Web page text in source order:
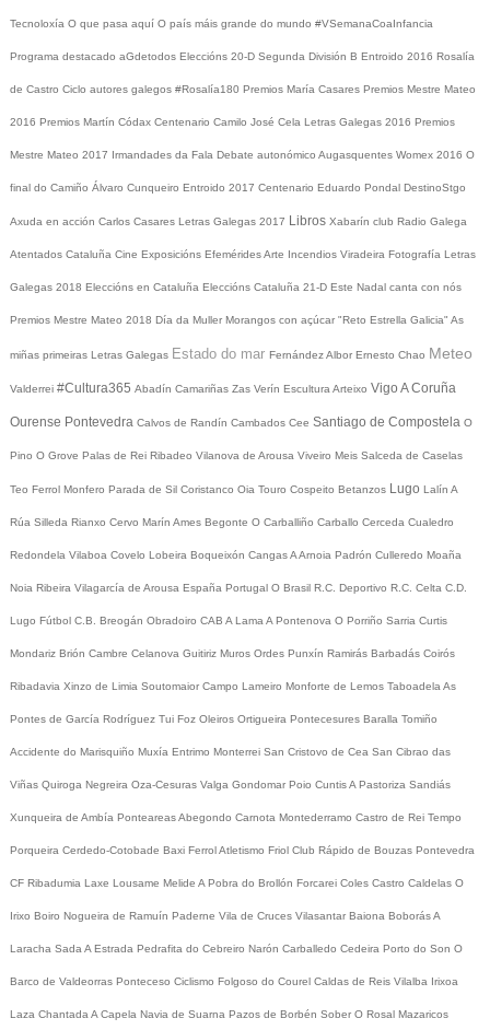
Tecnoloxía O que pasa aquí O país máis grande do mundo #VSemanaCoaInfancia
Programa destacado aGdetodos Eleccións 20-D Segunda División B Entroido 2016 Rosalía
de Castro Ciclo autores galegos #Rosalía180 Premios María Casares Premios Mestre Mateo
2016 Premios Martín Códax Centenario Camilo José Cela Letras Galegas 2016 Premios
Mestre Mateo 2017 Irmandades da Fala Debate autonómico Augasquentes Womex 2016 O
final do Camiño Álvaro Cunqueiro Entroido 2017 Centenario Eduardo Pondal DestinoStgo
Axuda en acción Carlos Casares Letras Galegas 2017 Libros Xabarín club Radio Galega
Atentados Cataluña Cine Exposicións EfeméridesArte Incendios Viradeira Fotografía Letras
Galegas 2018 Eleccións en Cataluña Eleccións Cataluña 21-D Este Nadal canta con nós
Premios Mestre Mateo 2018 Día da Muller Morangos con açúcar "Reto Estrella Galicia" As
miñas primeiras Letras Galegas Estado do mar Fernández Albor Ernesto Chao Meteo
Valderrei #Cultura365 Abadín Camariñas Zas Verín Escultura Arteixo Vigo A Coruña
Ourense Pontevedra Calvos de Randín Cambados Cee Santiago de Compostela O
Pino O Grove Palas de Rei Ribadeo Vilanova de Arousa Viveiro Meis Salceda de Caselas
Teo Ferrol Monfero Parada de Sil Coristanco Oia Touro Cospeito Betanzos Lugo Lalín A
Rúa Silleda Rianxo Cervo Marín Ames Begonte O Carballiño Carballo Cerceda Cualedro
Redondela Vilaboa Covelo Lobeira Boqueixón CangasA Arnoia Padrón Culleredo Moaña
Noia Ribeira Vilagarcía de Arousa España Portugal O Brasil R.C. Deportivo R.C. Celta C.D.
Lugo Fútbol C.B. Breogán Obradoiro CAB A Lama A Pontenova O Porriño Sarria Curtis
Mondariz Brión Cambre Celanova Guitiriz Muros Ordes Punxín Ramirás Barbadás Coirós
Ribadavia Xinzo de Limia Soutomaior Campo Lameiro Monforte de Lemos Taboadela As
Pontes de García Rodríguez Tui Foz Oleiros Ortigueira Pontecesures Baralla Tomiño
Accidente do Marisquiño Muxía Entrimo Monterrei San Cristovo de Cea San Cibrao das
Viñas Quiroga Negreira Oza-Cesuras Valga Gondomar Poio CuntisA Pastoriza Sandiás
Xunqueira de Ambía PonteareasAbegondo Carnota Montederramo Castro de Rei Tempo
Porqueira Cerdedo-Cotobade Baxi FerrolAtletismo Friol Club Rápido de Bouzas Pontevedra
CF Ribadumia Laxe Lousame Melide A Pobra do Brollón Forcarei Coles Castro Caldelas O
Irixo Boiro Nogueira de Ramuín Paderne Vila de Cruces Vilasantar Baiona BoborásA
Laracha Sada A Estrada Pedrafita do Cebreiro Narón Carballedo Cedeira Porto do Son O
Barco de Valdeorras Ponteceso Ciclismo Folgoso do Courel Caldas de Reis Vilalba Irixoa
Laza Chantada A Capela Navia de Suarna Pazos de Borbén Sober O Rosal Mazaricos